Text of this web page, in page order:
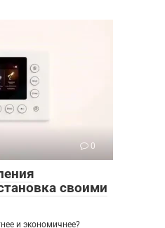
0
своими
и экономичнее?